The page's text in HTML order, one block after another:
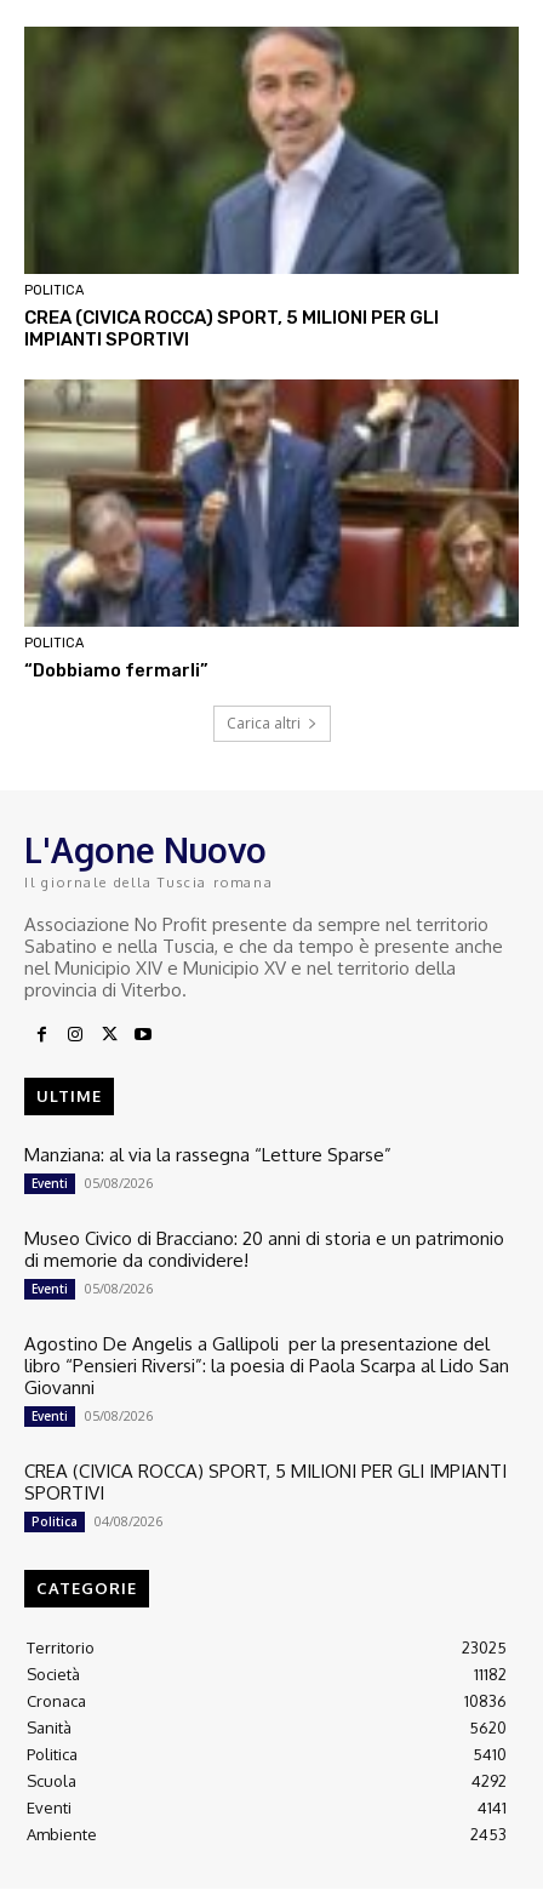
POLITICA
CREA (CIVICA ROCCA) SPORT, 5 MILIONI PER GLI
IMPIANTI SPORTIVI
POLITICA
“Dobbiamo fermarli”
Carica altri
L'Agone Nuovo
Il giornale della Tuscia romana
Associazione No Profit presente da sempre nel territorio
Sabatino e nella Tuscia, e che da tempo è presente anche
nel Municipio XIV e Municipio XV e nel territorio della
provincia di Viterbo.
ULTIME
Manziana: al via la rassegna “Letture Sparse”
Eventi 05/08/2026
Museo Civico di Bracciano: 20 anni di storia e un patrimonio
di memorie da condividere!
Eventi 05/08/2026
Agostino De Angelis a Gallipoli per la presentazione del
libro “Pensieri Riversi”: la poesia di Paola Scarpa al Lido San
Giovanni
Eventi 05/08/2026
CREA (CIVICA ROCCA) SPORT, 5 MILIONI PER GLI IMPIANTI
SPORTIVI
Politica 04/08/2026
CATEGORIE
Territorio
23025
Società
11182
Cronaca
10836
Sanità
5620
Politica
5410
Scuola
4292
Eventi
4141
Ambiente
2453